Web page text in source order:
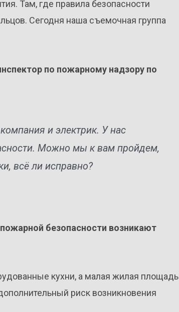
Там, где правила безопасности
Сегодня наша съемочная группа
по пожарному надзору по
и электрик. У нас
Можно мы к вам пройдем,
всё ли исправно?
безопасности возникают
кухни, а малая жилая площадь
риск возникновения